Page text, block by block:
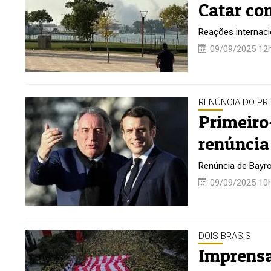
Catar
Reações
09/09/2025
RENÚNCIA DO
Renúncia de
09/09/2025
DOIS BRASIS